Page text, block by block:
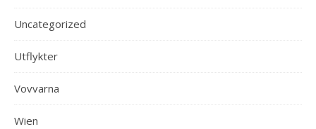
Uncategorized
Utflykter
Vovvarna
Wien